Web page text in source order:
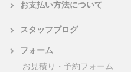
お支払い方法について
スタッフブログ
フォーム
お見積り・予約フォーム